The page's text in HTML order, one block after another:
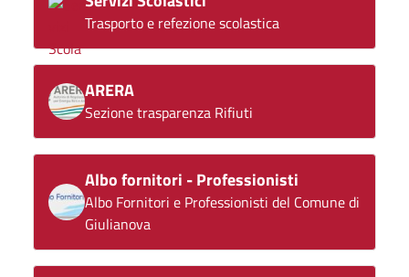
Trasporto e refezione scolastica
ARERA
Sezione trasparenza Rifiuti
Albo fornitori - Professionisti
Albo Fornitori e Professionisti del Comune di
Giulianova